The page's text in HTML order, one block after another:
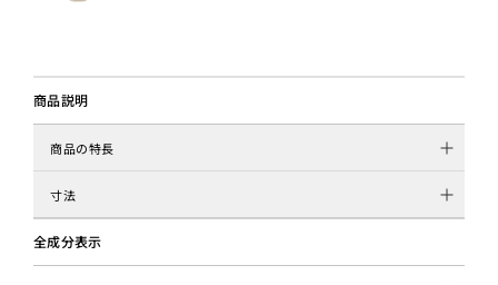
商品説明
商品の特長
寸法
全成分表示